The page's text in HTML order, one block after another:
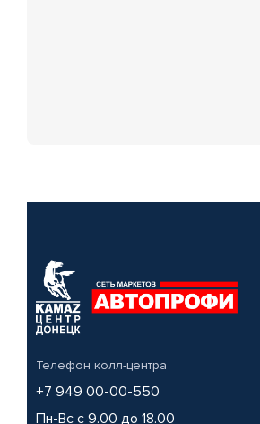
Телефон колл-центра
+7 949 00-00-550
Пн-Вс с 9.00 до 18.00